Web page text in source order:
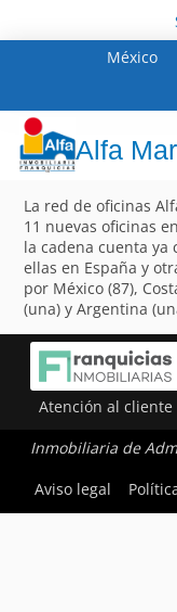
México
Alfa
La red de oficinas
11 nuevas oficinas
la cadena cuenta ya
ellas en España y
por México (87),
(una) y Argentina
Atención al cliente
Inmobiliaria de
Aviso legal